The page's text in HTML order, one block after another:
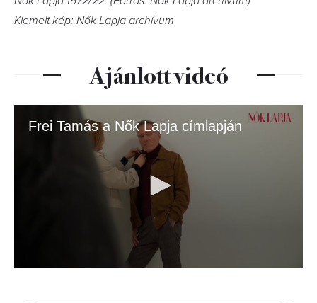
Kiemelt kép: Nők Lapja archívum
Ajánlott videó
Frei Tamás a Nők Lapja címlapján